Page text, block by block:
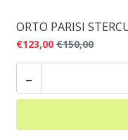
ORTO PARISI
€123,00 €150,00
-